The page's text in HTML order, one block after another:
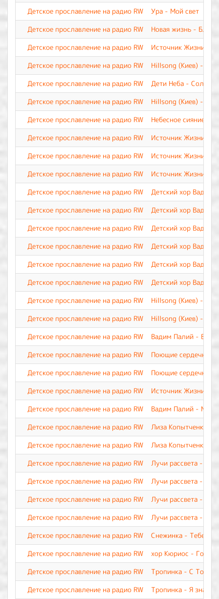
Детское прославление на радио RW
Ура - Мой свет
Детское прославление на радио RW
Новая жизнь -
Детское прославление на радио RW
Источник Жизни -
Детское прославление на радио RW
Hillsong (Киев) -
Детское прославление на радио RW
Дети Неба - Солнце
Детское прославление на радио RW
Hillsong (Киев) - Бог
Детское прославление на радио RW
Небесное сияние-
Детское прославление на радио RW
Источник Жизни -
Детское прославление на радио RW
Источник Жизни -
Детское прославление на радио RW
Источник Жизни -
Детское прославление на радио RW
Детский хор Вадима
Детское прославление на радио RW
Детский хор Вадима
Детское прославление на радио RW
Детский хор
Детское прославление на радио RW
Детский хор
Детское прославление на радио RW
Детский хор Вадима
Детское прославление на радио RW
Детский хор
Детское прославление на радио RW
Hillsong (Киев) -
Детское прославление на радио RW
Hillsong (Киев) -
Детское прославление на радио RW
Вадим Палий - Весь
Детское прославление на радио RW
Поющие сердечки -
Детское прославление на радио RW
Поющие сердечки -
Детское прославление на радио RW
Источник Жизни - Я
Детское прославление на радио RW
Вадим Палий - Мой
Детское прославление на радио RW
Лиза Копытченко -
Детское прославление на радио RW
Лиза Копытченко -
Детское прославление на радио RW
Лучи рассвета -
Детское прославление на радио RW
Лучи рассвета -
Детское прославление на радио RW
Лучи рассвета -
Детское прославление на радио RW
Лучи рассвета - Ты
Детское прославление на радио RW
Снежинка - Тебе, о
Детское прославление на радио RW
хор Кюриос -
Детское прославление на радио RW
Тропинка - С Тобой
Детское прославление на радио RW
Тропинка - Я знаю